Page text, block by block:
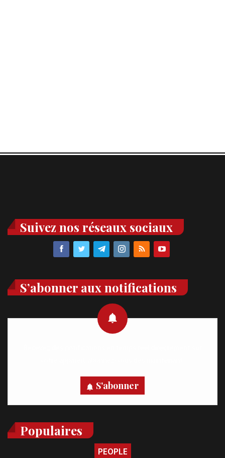
Suivez nos réseaux sociaux
S’abonner aux notifications
S'abonner
Populaires
PEOPLE